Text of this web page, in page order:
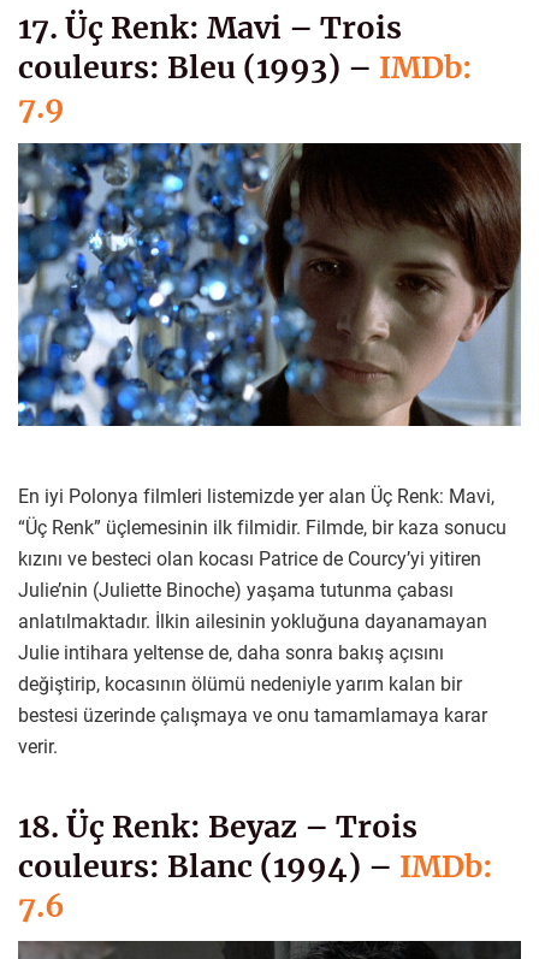
17. Üç Renk: Mavi – Trois
couleurs: Bleu (1993) – IMDb:
7.9
En iyi Polonya filmleri listemizde yer alan Üç Renk: Mavi,
“Üç Renk” üçlemesinin ilk filmidir. Filmde, bir kaza sonucu
kızını ve besteci olan kocası Patrice de Courcy’yi yitiren
Julie’nin (Juliette Binoche) yaşama tutunma çabası
anlatılmaktadır. İlkin ailesinin yokluğuna dayanamayan
Julie intihara yeltense de, daha sonra bakış açısını
değiştirip, kocasının ölümü nedeniyle yarım kalan bir
bestesi üzerinde çalışmaya ve onu tamamlamaya karar
verir.
18. Üç Renk: Beyaz – Trois
couleurs: Blanc (1994) – IMDb:
7.6